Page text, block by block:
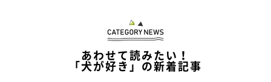
あわせて読みたい！
「犬が好き」の新着記事